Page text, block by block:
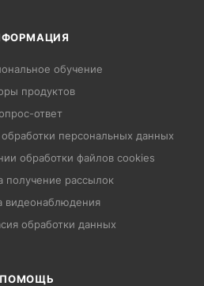
обучение
продуктов
ответ
персональных данных
обработки файлов cookies
получение рассылок
видеонаблюдения
обработки данных
ПОМОЩЬ